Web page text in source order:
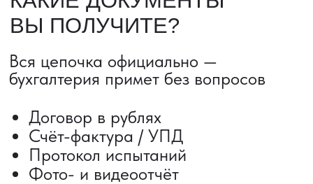
Сроки от 5 дней
Авиадоставка
Мультимодальные перевозки
Железнодорожные перевозки
Автогрузоперевозки
Негабаритные грузоперевозки
Доставка образцов
Получить консультацию